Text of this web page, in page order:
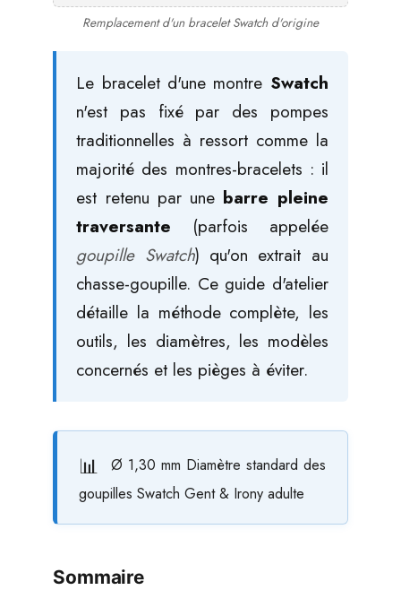
Remplacement d'un bracelet Swatch d'origine
Le bracelet d'une montre Swatch
n'est pas fixé par des pompes
traditionnelles à ressort comme la
majorité des montres-bracelets : il
est retenu par une barre pleine
traversante (parfois appelée
goupille Swatch) qu'on extrait au
chasse-goupille. Ce guide d'atelier
détaille la méthode complète, les
outils, les diamètres, les modèles
concernés et les pièges à éviter.
Ø 1,30 mm Diamètre standard des
goupilles Swatch Gent & Irony adulte
Sommaire